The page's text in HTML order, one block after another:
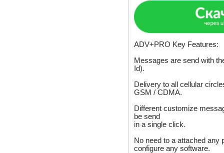
ADV+PRO Key Features:
Messages are send with
Id).
Delivery to all cellular
GSM / CDMA.
Different customize
be send
in a single click.
No need to a attached any
configure any software.